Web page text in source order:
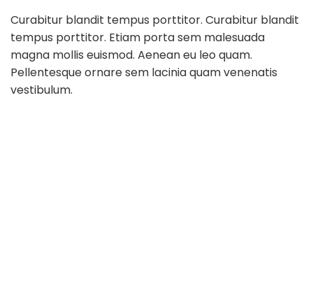
Curabitur blandit tempus porttitor. Curabitur blandit
tempus porttitor. Etiam porta sem malesuada
magna mollis euismod. Aenean eu leo quam.
Pellentesque ornare sem lacinia quam venenatis
vestibulum.